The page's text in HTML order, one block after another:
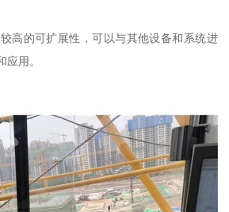
高的可扩展性，可以与其他设备和系统进
用。